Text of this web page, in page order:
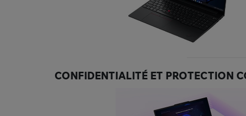
CONFIDENTIALITÉ ET PROTECTION